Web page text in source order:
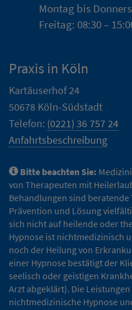
Montag bis
Freitag: 08:30 –
Praxis in Köln
Kartäuserhof 24
50678 Köln-Südstadt
Telefon: (0221) 36 757 24
Anfahrtsbeschreibung
Bitte beachten Sie:
von Therapeuten mit
Behandlungen sind
Prävention und Lösung
sich nicht auf heilende oder
Hypnose ist nichtmedizinisch
noch der Heilung von
einer Hypnose bestätigt der
seelisch oder geistigen
Arzt abgeklärt). Die
nichtmedizinische Hypnose